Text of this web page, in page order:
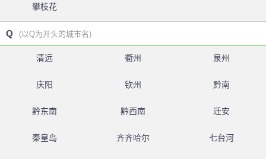
攀枝花
Q (以Q为开头的城市名)
清远 衢州 泉州
庆阳 钦州 黔南
黔东南 黔西南 迁安
秦皇岛 齐齐哈尔 七台河